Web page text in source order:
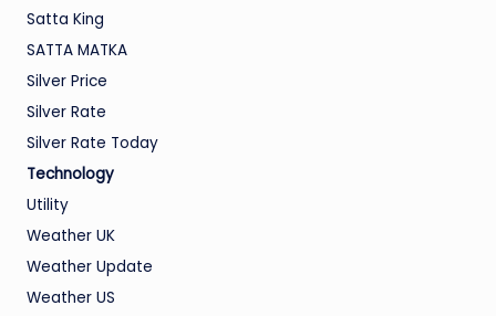
Satta King
SATTA MATKA
Silver Price
Silver Rate
Silver Rate Today
Technology
Utility
Weather UK
Weather Update
Weather US